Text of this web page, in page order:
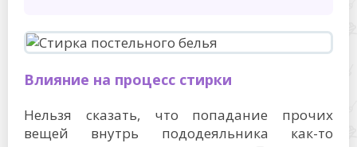
Влияние на процесс стирки
Нельзя сказать, что попадание прочих
вещей внутрь пододеяльника как-то